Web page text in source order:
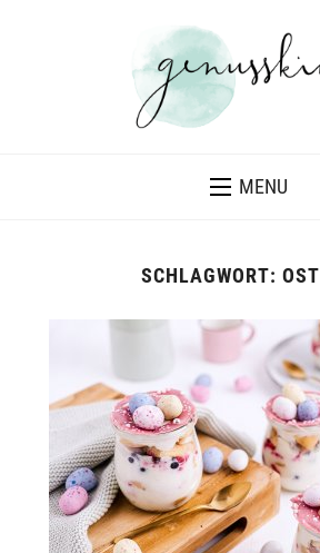
MENU
SCHLAGWORT: